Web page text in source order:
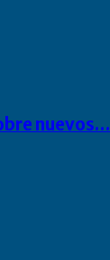
nuevos…